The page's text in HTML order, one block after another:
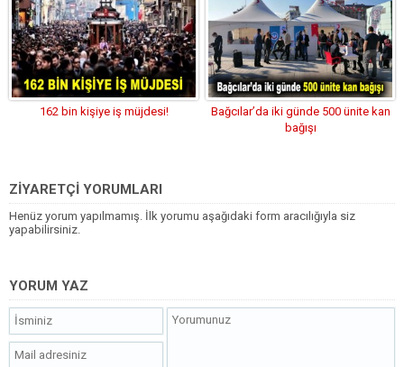
162 bin kişiye iş müjdesi!
Bağcılar’da iki günde 500 ünite kan
bağışı
ZİYARETÇİ YORUMLARI
Henüz yorum yapılmamış. İlk yorumu aşağıdaki form aracılığıyla siz
yapabilirsiniz.
YORUM YAZ